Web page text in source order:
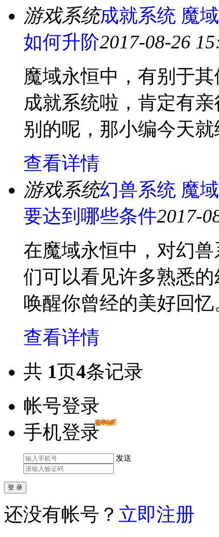
游戏系统成就系统 魔
如何升阶2017-08-26
魔域永恒中，有别于
成就系统啦，肯定有
别的呢，那小编今天
查看详情
游戏系统幻兽系统 魔
要达到哪些条件2017-
在魔域永恒中，对幻
们可以看见许多熟悉
唤醒你曾经的美好回
查看详情
共 1页4条记录
帐号登录
手机登录
发送
还没有帐号？ 立即注册